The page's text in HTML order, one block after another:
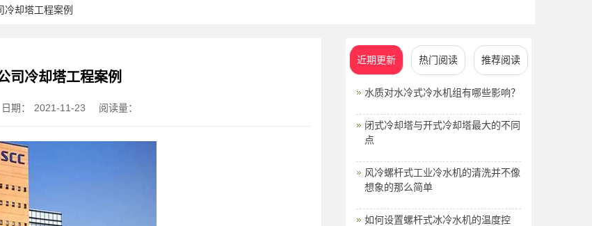
冷却塔工程案例
司冷却塔工程案例
日期： 2021-11-23 阅读量：
近期更新 热门阅读 推荐阅读
水质对水冷式冷水机组有哪些影响？
闭式冷却塔与开式冷却塔最大的不同
点
风冷螺杆式工业冷水机的清洗并不像
想象的那么简单
如何设置螺杆式冰冷水机的温度控